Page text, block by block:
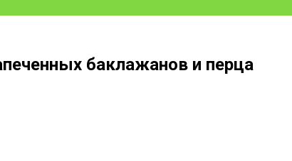
баклажанов и перца